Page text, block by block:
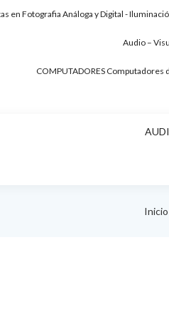
en Fotografia Análoga y Digital -
Audio –
COMPUTADORES Computadores
Inicio